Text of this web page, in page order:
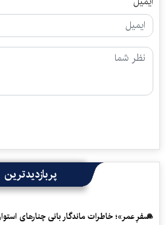
پربازدیدترین
«سفرِ عمر»؛ خاطرات ماندگار بانی چنارهای